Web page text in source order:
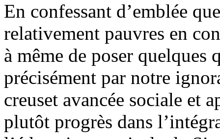
En confessant d’emblée
relativement pauvres en
à même de poser quelques
précisément par notre
creuset avancée sociale et
plutôt progrès dans